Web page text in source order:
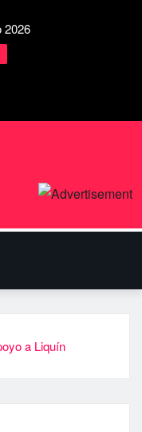
2026
a Liquín